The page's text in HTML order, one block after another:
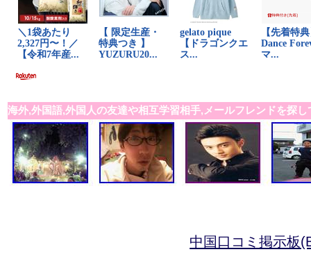
海外,外国語,外国人の友達や相互学習相手,メールフレンドを探し
中国口コミ掲示板